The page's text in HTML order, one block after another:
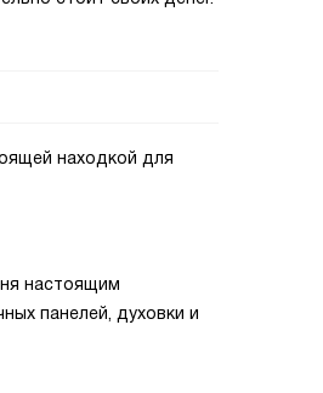
находкой для
настоящим
панелей, духовки и